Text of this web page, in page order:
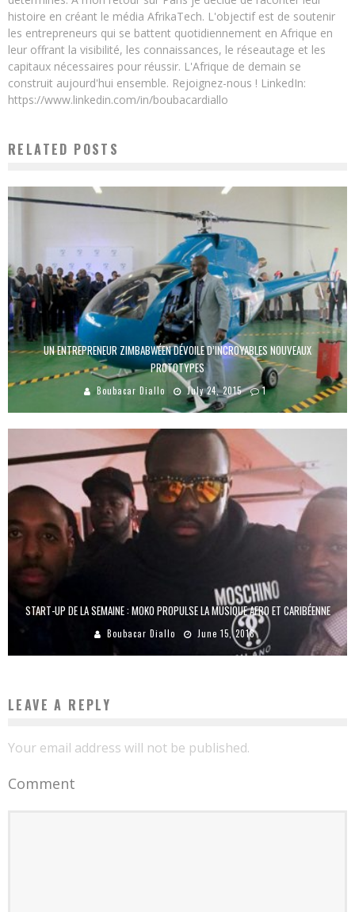
histoire en créant le média AfrikaTech. L'objectif est de soutenir
les entrepreneurs qui se battent quotidiennement en Afrique en
leur offrant la visibilité, les connaissances, le réseautage et les
capitaux nécessaires pour réussir. L'Afrique de demain se
construit aujourd'hui ensemble. Rejoignez-nous ! LinkedIn:
https://www.linkedin.com/in/boubacardiallo
RELATED POSTS
UN ENTREPRENEUR ZIMBABWÉEN DÉVOILE D’INCROYABLES NOUVEAUX
PROTOTYPES
Boubacar Diallo July 24, 2015 1
START-UP DE LA SEMAINE : MOKO PROPULSE LA MUSIQUE AFRO ET CARIBÉENNE
Boubacar Diallo June 15, 2018
LEAVE A REPLY
Your email address will not be published.
Comment